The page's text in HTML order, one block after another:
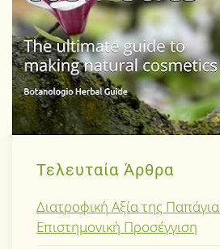
Τελευταία Άρθρα
Διατροφική Αξία της
Επιστημονική Προσέγγιση